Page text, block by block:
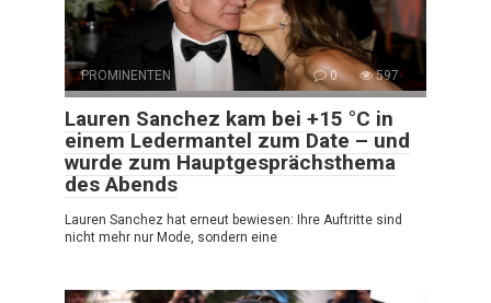
PROMINENTEN 0 597
Lauren Sanchez kam bei +15 °C in
einem Ledermantel zum Date – und
wurde zum Hauptgesprächsthema
des Abends
Lauren Sanchez hat erneut bewiesen: Ihre Auftritte sind
nicht mehr nur Mode, sondern eine